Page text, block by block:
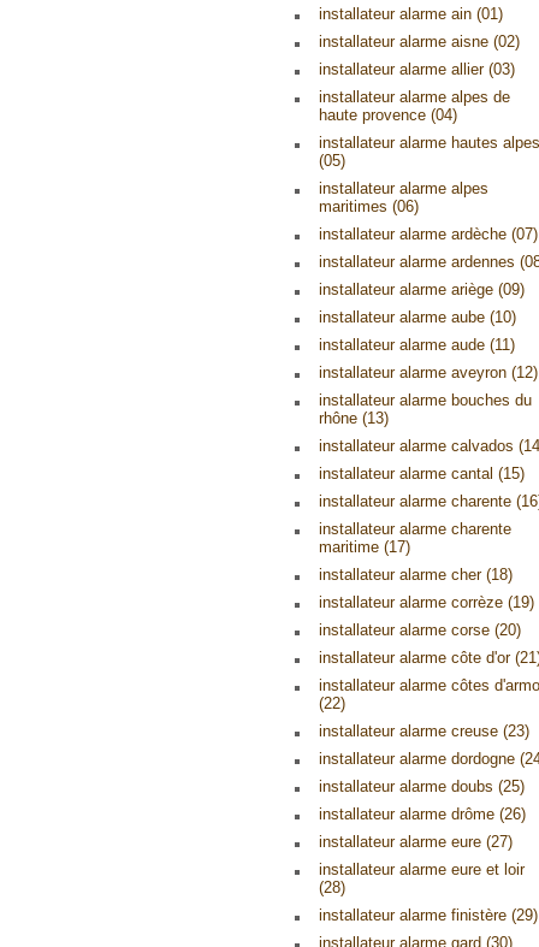
installateur alarme ain (01)
installateur alarme aisne (02)
installateur alarme allier (03)
installateur alarme alpes de
haute provence (04)
installateur alarme hautes alpes
(05)
installateur alarme alpes
maritimes (06)
installateur alarme ardèche (07)
installateur alarme ardennes
installateur alarme ariège (09)
installateur alarme aube (10)
installateur alarme aude (11)
installateur alarme aveyron (12)
installateur alarme bouches du
rhône (13)
installateur alarme calvados
installateur alarme cantal (15)
installateur alarme charente
installateur alarme charente
maritime (17)
installateur alarme cher (18)
installateur alarme corrèze (19)
installateur alarme corse (20)
installateur alarme côte d'or
installateur alarme côtes
(22)
installateur alarme creuse (23)
installateur alarme dordogne
installateur alarme doubs (25)
installateur alarme drôme (26)
installateur alarme eure (27)
installateur alarme eure et loir
(28)
installateur alarme finistère (29)
installateur alarme gard (30)